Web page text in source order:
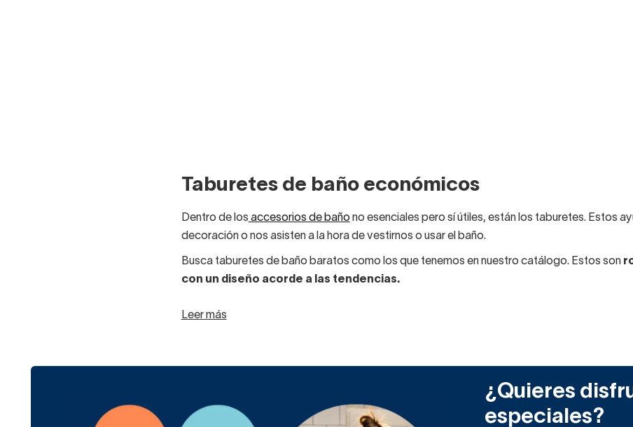
Taburetes de baño económicos
Dentro de los accesorios de bañono esenciales pero sí útiles, están los taburetes. Estos
decoración o nos asisten a la hora de vestirnos o usar el baño.
Busca taburetes de baño baratos como los que tenemos en nuestro catálogo. Estos son
con un diseño acorde a las tendencias.
de muebles de baño industriales que se puede escoger en varios colores.
negro. Tiene 45 cm de alto y 35 cm de ancho.
Las patas del taburete Scala son negras pero el asiento está disponible en seis colores
Por un lado tienes tres acabados de laminados que imitan la madera y, por otro, tres
Leer más
¿Quieres
especiales?